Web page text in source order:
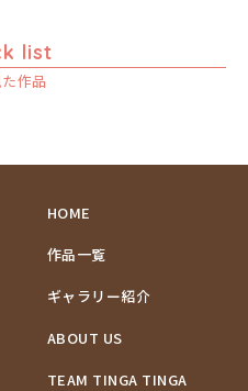
list
作品
HOME
作品一覧
ギャラリー紹介
ABOUT US
TEAM TINGA TINGA